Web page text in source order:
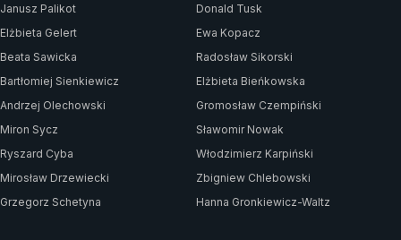
Janusz Palikot
Donald Tusk
Elżbieta Gelert
Ewa Kopacz
Beata Sawicka
Radosław Sikorski
Bartłomiej Sienkiewicz
Elżbieta Bieńkowska
Andrzej Olechowski
Gromosław Czempiński
Miron Sycz
Sławomir Nowak
Ryszard Cyba
Włodzimierz Karpiński
Mirosław Drzewiecki
Zbigniew Chlebowski
Grzegorz Schetyna
Hanna Gronkiewicz-Waltz